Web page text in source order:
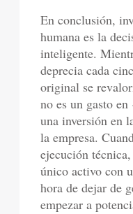
En conclusión,
humana es la
inteligente.
deprecia cada
original se
no es un gasto
una inversión en
la empresa.
ejecución
único activo con
hora de dejar de
empezar a